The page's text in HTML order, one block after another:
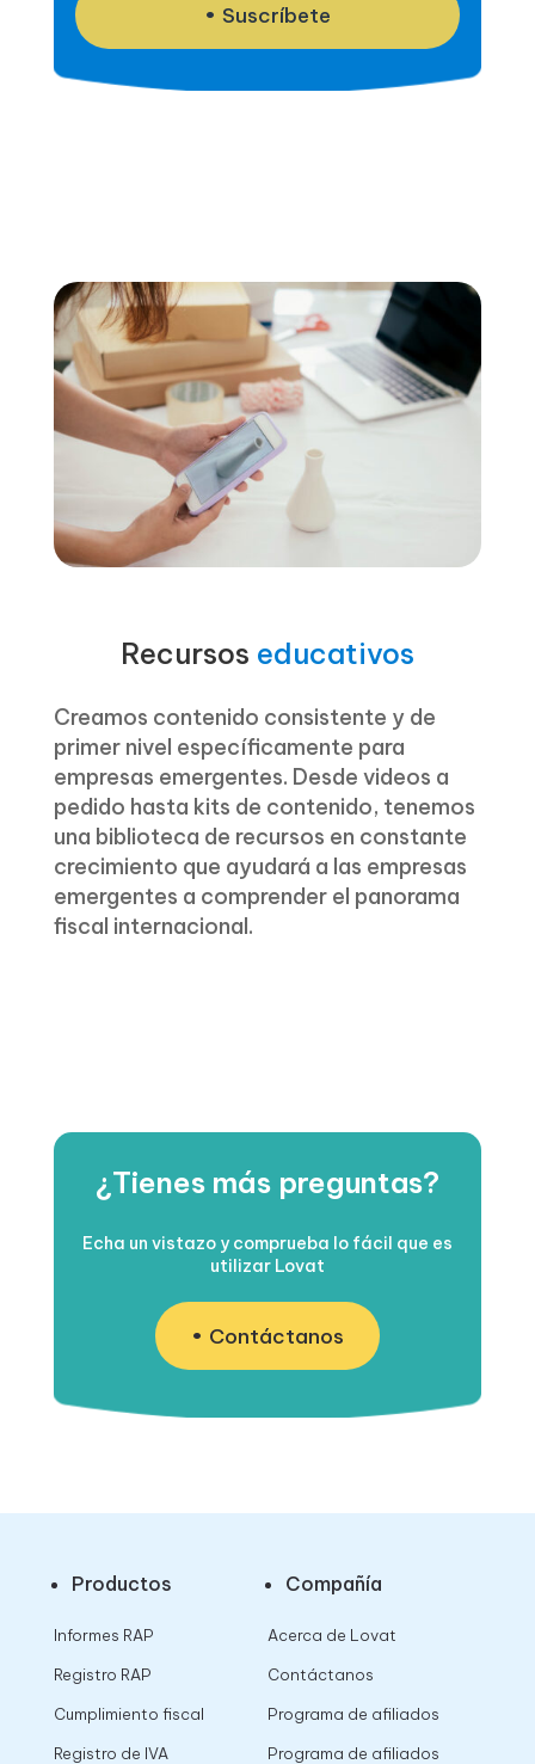
Suscríbete
Recursos educativos
Creamos contenido consistente y de
primer nivel específicamente para
empresas emergentes. Desde videos a
pedido hasta kits de contenido, tenemos
una biblioteca de recursos en constante
crecimiento que ayudará a las empresas
emergentes a comprender el panorama
fiscal internacional.
¿Tienes más preguntas?
Echa un vistazo y comprueba lo fácil que es
utilizar Lovat
Contáctanos
Productos
Informes RAP
Registro RAP
Cumplimiento fiscal
Registro de IVA
Compañía
Acerca de Lovat
Contáctanos
Programa de afiliados
Programa de afiliados